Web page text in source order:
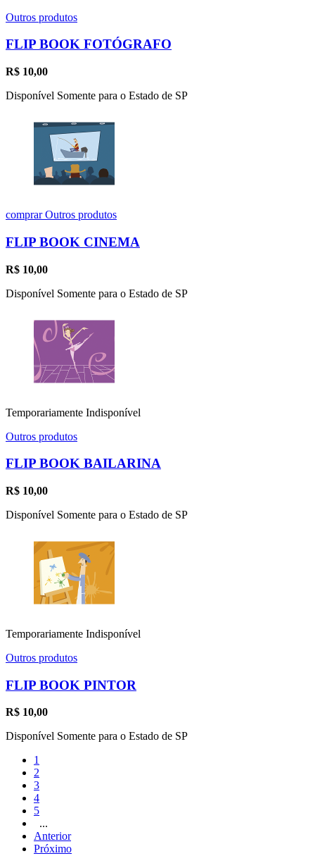
Outros produtos
FLIP BOOK FOTÓGRAFO
R$ 10,00
Disponível Somente para o Estado de SP
comprarOutros produtos
FLIP BOOK CINEMA
R$ 10,00
Disponível Somente para o Estado de SP
Temporariamente Indisponível
Outros produtos
FLIP BOOK BAILARINA
R$ 10,00
Disponível Somente para o Estado de SP
Temporariamente Indisponível
Outros produtos
FLIP BOOK PINTOR
R$ 10,00
Disponível Somente para o Estado de SP
1
2
3
4
5
...
Anterior
Próximo